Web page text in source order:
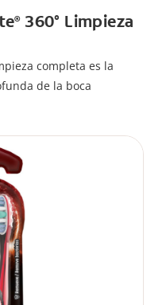
®360° Limpieza
completa es la
de la boca